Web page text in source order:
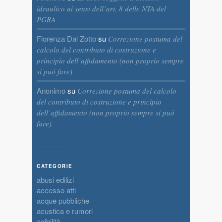
idraulico ai sensi dell’art. 8 delle NTA del
PGRA
Fiorenza Dal Zottosu Correzione postuma del
calcolo del contributo di costruzione e
principio dell’affidamento (non proprio sempre
si può fare)
Anonimosu Correzione postuma del calcolo
del contributo di costruzione e principio
dell’affidamento (non proprio sempre si può
fare)
CATEGORIE
abusi edilizi
accesso atti
acque pubbliche
acustica e rumori